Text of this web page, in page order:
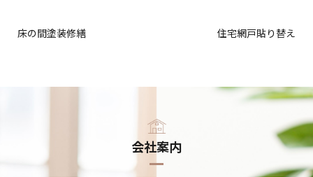
床の間塗装修繕 住宅網戸貼り替え
会社案内